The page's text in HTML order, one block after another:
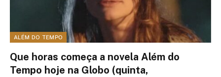
ALÉM DO TEMPO
Que horas começa a novela Além do
Tempo hoje na Globo (quinta,